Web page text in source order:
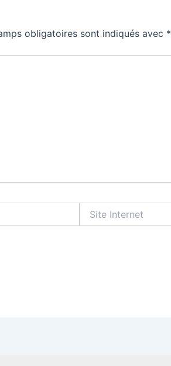
obligatoires sont indiqués avec *
Internet